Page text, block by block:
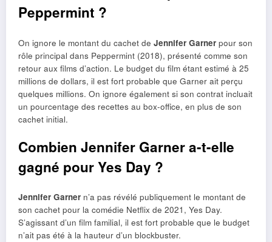
Peppermint ?
On ignore le montant du cachet de Jennifer Garner pour son
rôle principal dans Peppermint (2018), présenté comme son
retour aux films d’action. Le budget du film étant estimé à 25
millions de dollars, il est fort probable que Garner ait perçu
quelques millions. On ignore également si son contrat incluait
un pourcentage des recettes au box-office, en plus de son
cachet initial.
Combien Jennifer Garner a-t-elle
gagné pour Yes Day ?
Jennifer Garner n’a pas révélé publiquement le montant de
son cachet pour la comédie Netflix de 2021, Yes Day.
S’agissant d’un film familial, il est fort probable que le budget
n’ait pas été à la hauteur d’un blockbuster.